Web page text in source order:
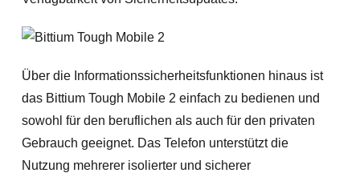
Über die Informationssicherheitsfunktionen hinaus ist
das Bittium Tough Mobile 2 einfach zu bedienen und
sowohl für den beruflichen als auch für den privaten
Gebrauch geeignet. Das Telefon unterstützt die
Nutzung mehrerer isolierter und sicherer